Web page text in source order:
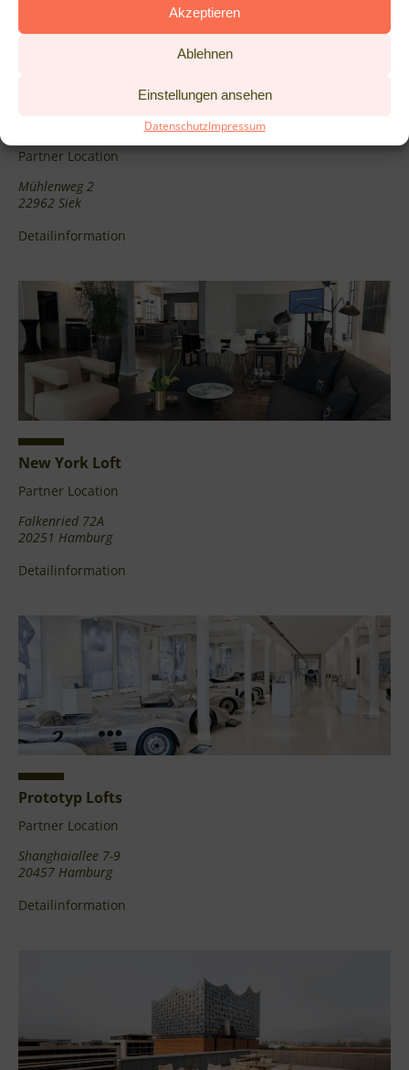
Akzeptieren
Ablehnen
Einstellungen ansehen
DatenschutzImpressum
Partner Location
Mühlenweg 2
22962 Siek
Detailinformation
New York Loft
Partner Location
Falkenried 72A
20251 Hamburg
Detailinformation
Prototyp Lofts
Partner Location
Shanghaiallee 7-9
20457 Hamburg
Detailinformation